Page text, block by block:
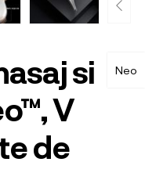
Neo
si
V
de